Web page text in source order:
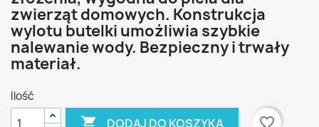
zwierząt domowych. Konstrukcja
wylotu butelki umożliwia szybkie
nalewanie wody. Bezpieczny i trwały
materiał.
Ilość
 DODAJ DO KOSZYKA favorite_border